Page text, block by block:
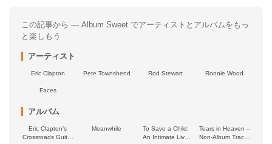
この記事から — Album Sweet でアーティストとアルバムをもっ
と楽しもう
アーティスト
Eric Clapton Pete Townshend Rod Stewart Ronnie Wood
Faces
アルバム
Eric Clapton’s
Crossroads Guitar
Meanwhile
To Save a Child:
An Intimate Live
Tears in Heaven –
Non‐Album Tracks